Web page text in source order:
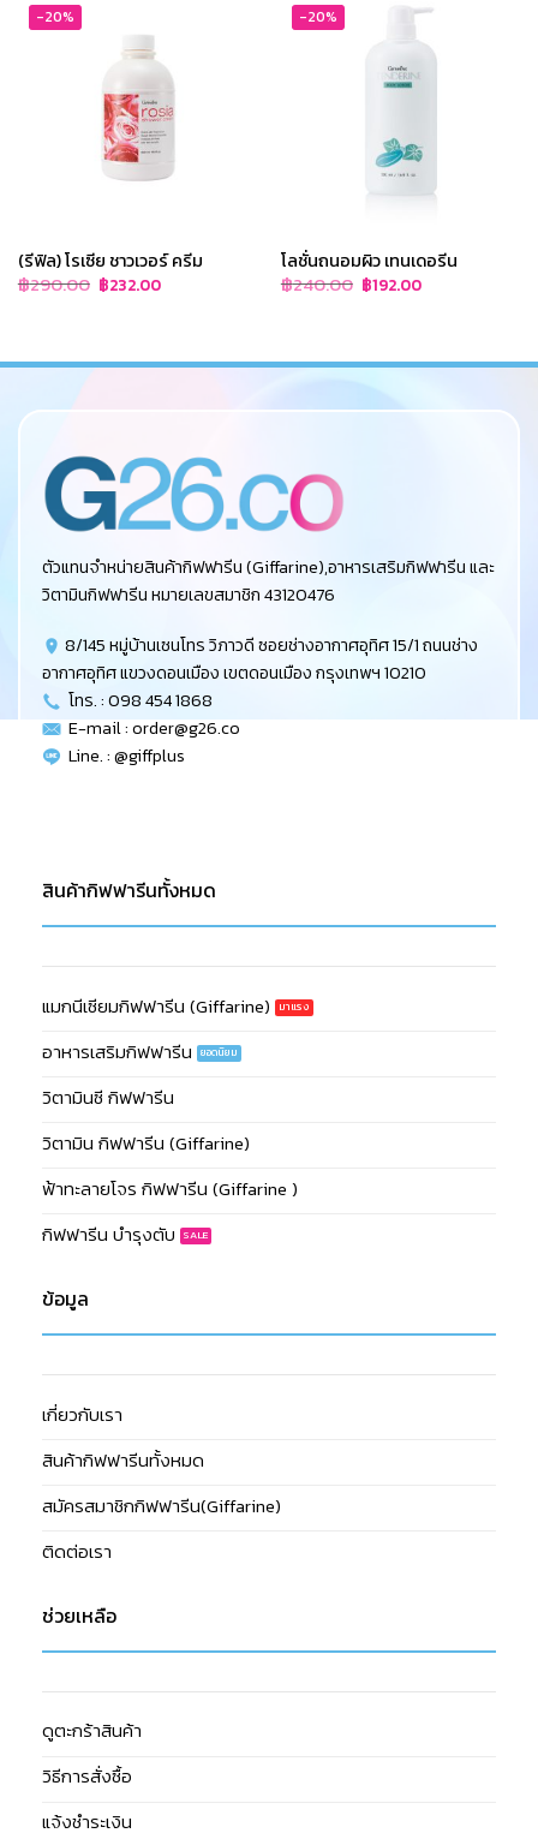
-20%
(รีฟิล) โรเซีย ชาวเวอร์ ครีม
฿290.00 Original
price
฿232.00Current
price
-20%
โลชั่นถนอมผิว เทนเดอรีน
฿240.00 Original
price
฿192.00Current
price
ตัวแทนจำหน่ายสินค้ากิฟฟารีน (Giffarine),อาหารเสริมกิฟฟารีน และ
วิตามินกิฟฟารีน หมายเลขสมาชิก 43120476
8/145 หมู่บ้านเซนโทร วิภาวดี ซอยช่างอากาศอุทิศ 15/1 ถนนช่าง
อากาศอุทิศ แขวงดอนเมือง เขตดอนเมือง กรุงเทพฯ 10210
โทร. : 098 454 1868
E-mail :order@g26.co
Line. : @giffplus
สินค้ากิฟฟารีนทั้งหมด
แมกนีเซียมกิฟฟารีน (Giffarine)
อาหารเสริมกิฟฟารีน
วิตามินซี กิฟฟารีน
วิตามิน กิฟฟารีน (Giffarine)
ฟ้าทะลายโจร กิฟฟารีน (Giffarine )
กิฟฟารีน บำรุงตับ
ข้อมูล
เกี่ยวกับเรา
สินค้ากิฟฟารีนทั้งหมด
สมัครสมาชิกกิฟฟารีน(Giffarine)
ติดต่อเรา
ช่วยเหลือ
ดูตะกร้าสินค้า
วิธีการสั่งซื้อ
แจ้งชำระเงิน